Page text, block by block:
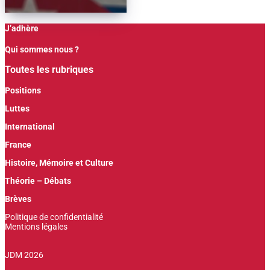
J’adhère
Qui sommes nous ?
Toutes les rubriques
Positions
Luttes
International
France
Histoire, Mémoire et Culture
Théorie – Débats
Brèves
Politique de confidentialité
Mentions légales
JDM 2026